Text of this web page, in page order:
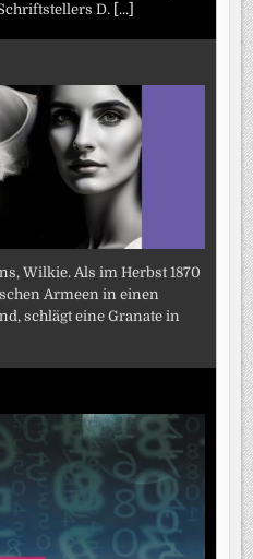
D. [...]
Wilkie. Als im Herbst 1870
Armeen in einen
schlägt eine Granate in